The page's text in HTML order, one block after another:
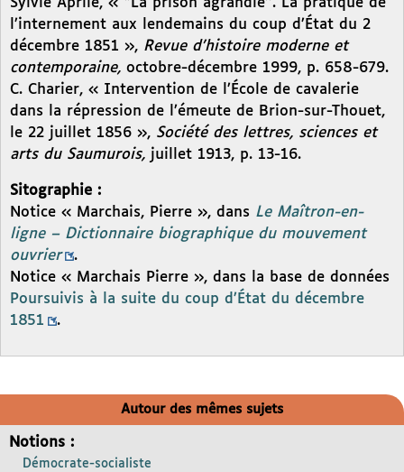
l’internement aux lendemains du coup d’État du 2
décembre 1851 », Revue d’histoire moderne et
contemporaine, octobre-décembre 1999, p. 658-679.
C. Charier, « Intervention de l’École de cavalerie
dans la répression de l’émeute de Brion-sur-Thouet,
le 22 juillet 1856 », Société des lettres, sciences et
arts du Saumurois, juillet 1913, p. 13-16.
Sitographie :
Notice « Marchais, Pierre », dans Le Maîtron-en-
ligne – Dictionnaire biographique du mouvement
ouvrier
.
Notice « Marchais Pierre », dans la base de données
Poursuivis à la suite du coup d’État du décembre
1851
.
Autour des mêmes sujets
Notions :
Démocrate-socialiste